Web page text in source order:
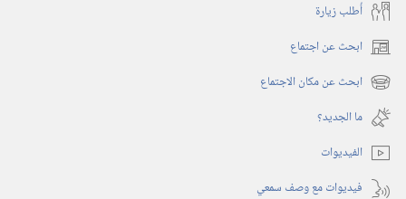
أُطلب زيارة
ابحث عن اجتماع (يفتح
نافذة
جديدة)
ابحث عن مكان الاجتماع (يفتح
نافذة
جديدة)
ما الجديد؟‏
الفيديوات
فيديوات مع وصف سمعي